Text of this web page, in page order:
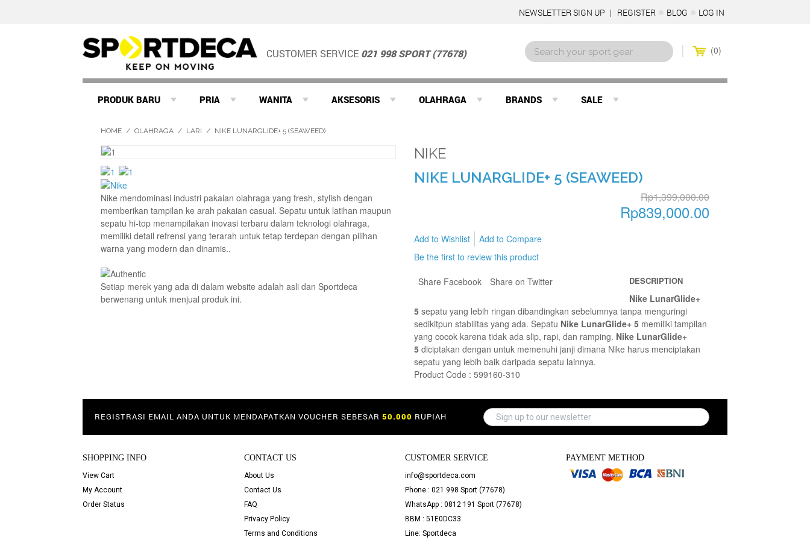
NEWSLETTER SIGN UP REGISTER BLOG LOG IN
CUSTOMER SERVICE 021 998 SPORT (77678) 0
PRODUK BARU PRIA WANITA AKSESORIS OLAHRAGA BRANDS SALE
HOME / OLAHRAGA / LARI / NIKE LUNARGLIDE+ 5 (SEAWEED)
Nike mendominasi industri pakaian olahraga yang fresh, stylish dengan
memberikan tampilan ke arah pakaian casual. Sepatu untuk latihan maupun
sepatu hi-top menampilakan inovasi terbaru dalam teknologi olahraga,
memiliki detail refrensi yang terarah untuk tetap terdepan dengan pilihan
warna yang modern dan dinamis..
Setiap merek yang ada di dalam website adalah asli dan Sportdeca
berwenang untuk menjual produk ini.
NIKE
NIKE LUNARGLIDE+ 5 (SEAWEED)
Rp1,399,000.00
Rp839,000.00
Add to Wishlist
Add to Compare
Be the first to review this product
Share Facebook Share on Twitter DESCRIPTION
Nike LunarGlide+
5 sepatu yang lebih ringan dibandingkan sebelumnya tanpa menguringi
sedikitpun stabilitas yang ada. Sepatu Nike LunarGlide+ 5 memiliki tampilan
yang cocok karena tidak ada slip, rapi, dan ramping. Nike LunarGlide+
5 diciptakan dengan untuk memenuhi janji dimana Nike harus menciptakan
sepatu yang lebih baik daripada sepatu lainnya.
Product Code : 599160-310
REGISTRASI EMAIL ANDA UNTUK MENDAPATKAN VOUCHER SEBESAR50.000 RUPIAH
SHOPPING INFO
View Cart
My Account
Order Status
CONTACT US
About Us
Contact Us
FAQ
Privacy Policy
Terms and Conditions
CUSTOMER SERVICE
info@sportdeca.com
Phone : 021 998 Sport (77678)
WhatsApp : 0812 191 Sport (77678)
BBM : 51E0DC33
Line: Sportdeca
PAYMENT METHOD